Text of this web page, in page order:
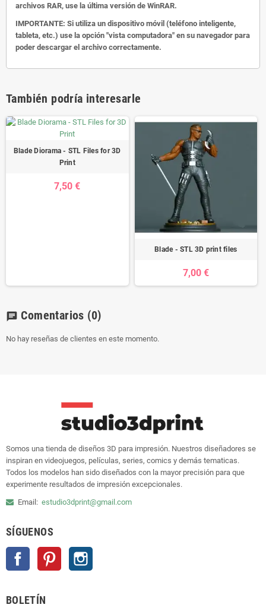
archivos RAR, use la última versión de WinRAR.
IMPORTANTE: Si utiliza un dispositivo móvil (teléfono inteligente,
tableta, etc.) use la opción "vista computadora" en su navegador para
poder descargar el archivo correctamente.
También podría interesarle
Blade Diorama - STL Files for 3D
Print
7,50 €
Blade - STL 3D print files
7,00 €
chat Comentarios (0)
No hay reseñas de clientes en este momento.
Somos una tienda de diseños 3D para impresión. Nuestros diseñadores se
inspiran en videojuegos, películas, series, comics y demás tematicas.
Todos los modelos han sido diseñados con la mayor precisión para que
experimente resultados de impresión excepcionales.
Email: estudio3dprint@gmail.com
SÍGUENOS
Facebook Pinterest
BOLETÍN